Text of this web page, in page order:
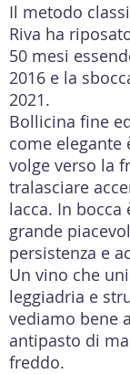
Il metodo
Riva ha
50 mesi
2016 e la
2021.
Bollicina fine
come
volge verso la
tralasciare
lacca. In bocca
grande
persistenza e
Un vino che
leggiadria e
vediamo bene
antipasto di
freddo.